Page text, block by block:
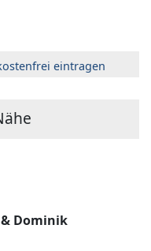
eintragen
Dominik